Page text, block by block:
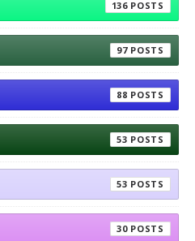
136
97
88
53
53
30